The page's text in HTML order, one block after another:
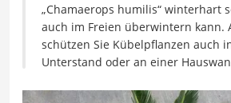
„Chamaerops humilis“ winterhart
auch im Freien überwintern kann.
schützen Sie Kübelpflanzen auch
Unterstand oder an einer